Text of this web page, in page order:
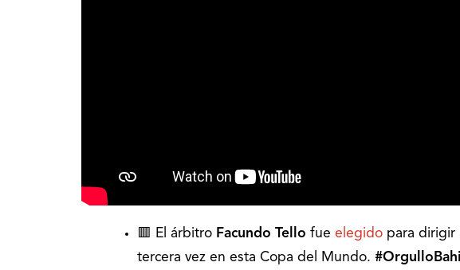
🟥 El árbitro Facundo Tello fue elegido para dirigir
tercera vez en esta Copa del Mundo.